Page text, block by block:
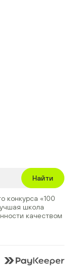
Найти
конкурса «100
школа
качеством